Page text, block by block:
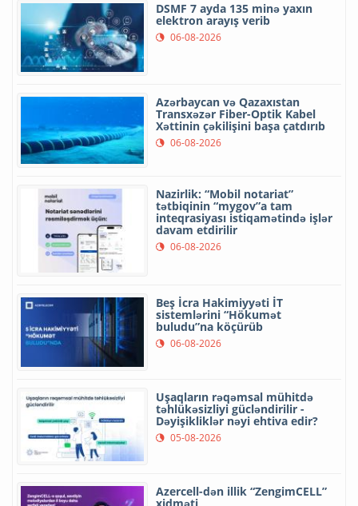
DSMF 7 ayda 135 minə yaxın
elektron arayış verib
06-08-2026
Azərbaycan və Qazaxıstan
Transxəzər Fiber-Optik Kabel
Xəttinin çəkilişini başa çatdırıb
06-08-2026
Nazirlik: “Mobil notariat”
tətbiqinin “mygov”a tam
inteqrasiyası istiqamətində işlər
davam etdirilir
06-08-2026
Beş İcra Hakimiyyəti İT
sistemlərini “Hökumət
buludu”na köçürüb
06-08-2026
Uşaqların rəqəmsal mühitdə
təhlükəsizliyi gücləndirilir -
Dəyişikliklər nəyi ehtiva edir?
05-08-2026
Azercell-dən illik “ZengimCELL”
xidməti